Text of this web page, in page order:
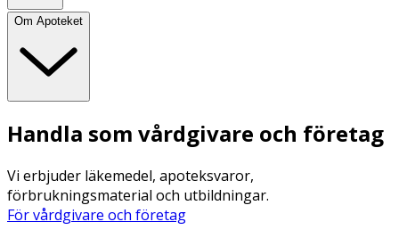
Om Apoteket
Handla som vårdgivare och företag
Vi erbjuder läkemedel, apoteksvaror,
förbrukningsmaterial och utbildningar.
För vårdgivare och företag